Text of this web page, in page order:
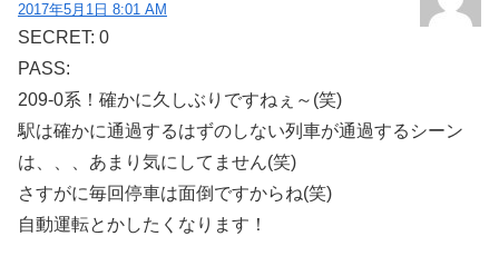
2017年5月1日 8:01 AM
SECRET: 0
PASS:
209-0系！確かに久しぶりですねぇ～(笑)
駅は確かに通過するはずのしない列車が通過するシーン
は、、、あまり気にしてません(笑)
さすがに毎回停車は面倒ですからね(笑)
自動運転とかしたくなります！